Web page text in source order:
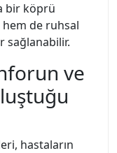
bir köprü
de ruhsal
sağlanabilir.
ve
hastaların